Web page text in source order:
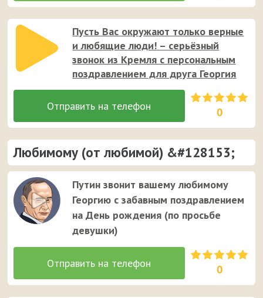
Пусть Вас окружают только верные
и любящие люди! – серьёзный
звонок из Кремля с персональным
поздравлением для друга Георгия
0
Любимому (от любимой) &#128153;
Путин звонит вашему любимому
Георгию с забавным поздравлением
на День рождения (по просьбе
девушки)
0